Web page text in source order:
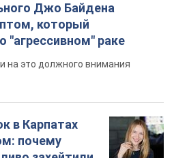
Джо Байдена
который
"агрессивном" раке
на это должного внимания
в Карпатах
почему